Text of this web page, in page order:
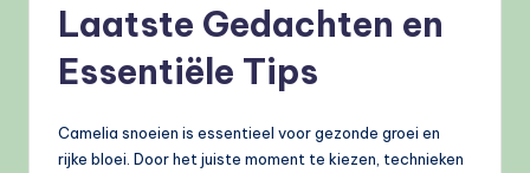
Laatste Gedachten en
Essentiële Tips
Camelia snoeien is essentieel voor gezonde groei en
rijke bloei. Door het juiste moment te kiezen, technieken